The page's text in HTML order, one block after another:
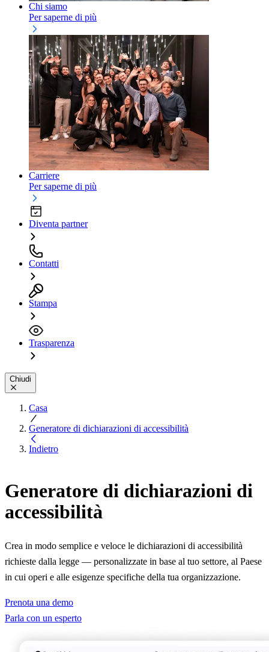
Chi siamo
Per saperne di più
Carriere
Per saperne di più
Diventa partner
Contatti
Stampa
Trasparenza
Chiudi
Casa
Generatore di dichiarazioni di accessibilità
Indietro
Generatore di dichiarazioni di
accessibilità
Crea in modo semplice e veloce le dichiarazioni di accessibilità
richieste dalla legge — personalizzate in base al tuo settore, al Paese
in cui operi e alle esigenze specifiche della tua organizzazione.
Prenota una demo
Parla con un esperto